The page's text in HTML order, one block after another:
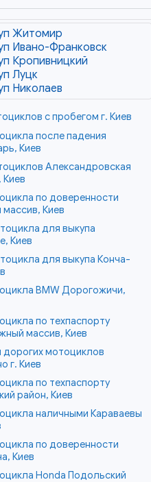
Житомир
Ивано-Франковск
Кропивницкий
Луцк
Николаев
с пробегом г. Киев
после падения
Киев
Александровская
по доверенности
Киев
для выкупа
Киев
для выкупа Конча-
BMW Дорогожичи,
по техпаспорту
массив, Киев
дорогих мотоциклов
г. Киев
по техпаспорту
район, Киев
наличными Караваевы
по доверенности
Киев
Honda Подольский